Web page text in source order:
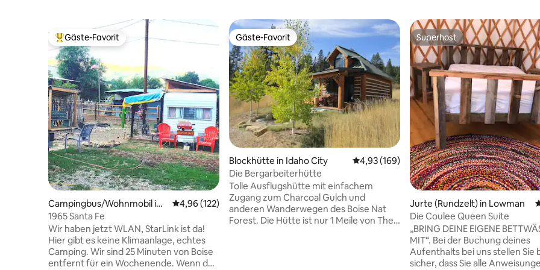
Beliebter Gäste-Favorit.
Gäste-Favorit
Campingbus/Wohnmobil in
Horseshoe Bend
Durchschnittliche Bewertung: 4,96 von 5, 122 Bewertungen
4,96 (122)
1965 Santa Fe
Wir haben jetzt WLAN, StarLink ist da!
Hier gibt es keine Klimaanlage, echtes
Camping. Wir sind 25 Minuten von Boise
entfernt für ein Wochenende. Wenn du
Gäste-Favorit
Gäste-Favorit
Blockhütte in Idaho City Durchschnittliche Bewertung: 4,93 von 5,
4,93 (169)
Die Bergarbeiterhütte
Tolle Ausflugshütte mit einfachem
Zugang zum Charcoal Gulch und
anderen Wanderwegen des Boise Nat
Forest. Die Hütte ist nur 1 Meile von The
Superhost
Superhost
Jurte (Rundzelt) in Lowman
Die Coulee Queen Suite
„BRING DEINE EIGENE
MIT“. Bei der Buchung deines
Aufenthalts bei uns stellen Sie
sicher, dass Sie alle